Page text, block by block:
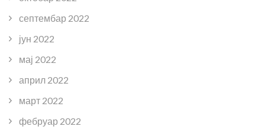
септембар 2022
јун 2022
мај 2022
април 2022
март 2022
фебруар 2022